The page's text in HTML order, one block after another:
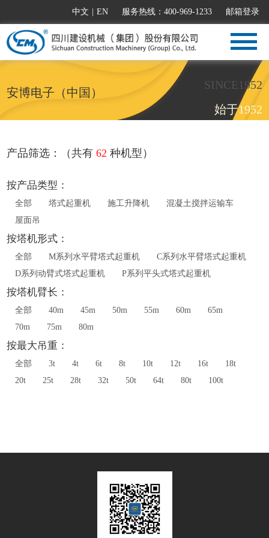
中文 EN 服务热线：400-969-1233 邮箱登录
安博电子（中国）
SINCE1952
始于1952
产品筛选：（共有62 种机型）
按产品类型：
全部 塔式起重机 施工升降机
混凝土搅拌运输车
屋面吊
按塔机形式：
全部 M系列水平臂塔式起重机
C系列水平臂塔式起重机
D系列动臂式塔式起重机
P系列平头式塔式起重机
按塔机臂长：
全部 40m 45m 50m 55m 60m
65m
70m
75m 80m
按最大吊重：
全部 3t 4t 6t 8t 10t 12t 16t
18t
20t
25t 28t 32t 50t 64t 80t 100t